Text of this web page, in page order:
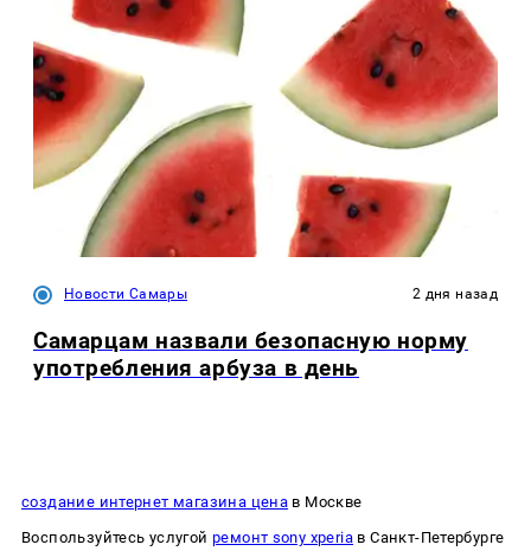
Новости Самары 2 дня назад
Самарцам назвали безопасную норму
употребления арбуза в день
создание интернет магазина цена в Москве
Воспользуйтесь услугой ремонт sony xperia в Санкт-Петербурге